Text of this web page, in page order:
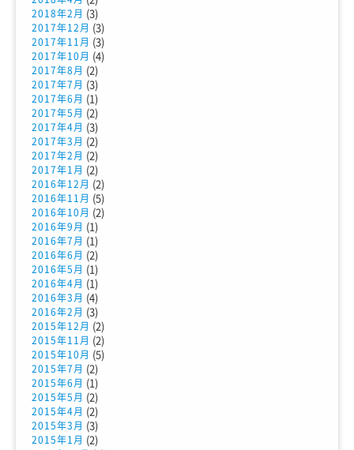
2018年2月 (3)
2017年12月 (3)
2017年11月 (3)
2017年10月 (4)
2017年8月 (2)
2017年7月 (3)
2017年6月 (1)
2017年5月 (2)
2017年4月 (3)
2017年3月 (2)
2017年2月 (2)
2017年1月 (2)
2016年12月 (2)
2016年11月 (5)
2016年10月 (2)
2016年9月 (1)
2016年7月 (1)
2016年6月 (2)
2016年5月 (1)
2016年4月 (1)
2016年3月 (4)
2016年2月 (3)
2015年12月 (2)
2015年11月 (2)
2015年10月 (5)
2015年7月 (2)
2015年6月 (1)
2015年5月 (2)
2015年4月 (2)
2015年3月 (3)
2015年1月 (2)